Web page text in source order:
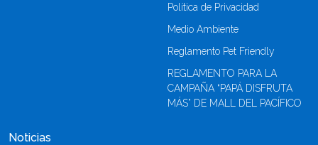
Política de Privacidad
Medio Ambiente
Reglamento Pet Friendly
REGLAMENTO PARA LA
CAMPAÑA “PAPÁ DISFRUTA
MÁS” DE MALL DEL PACÍFICO
Noticias